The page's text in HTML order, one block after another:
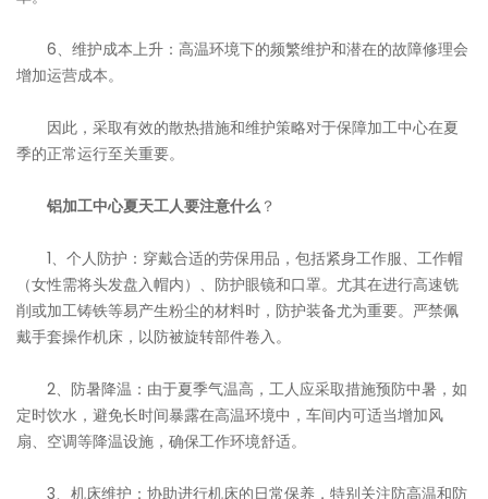
6、维护成本上升：高温环境下的频繁维护和潜在的故障修理会
增加运营成本。
因此，采取有效的散热措施和维护策略对于保障加工中心在夏
季的正常运行至关重要。
铝加工中心夏天工人要注意什么？
1、个人防护：穿戴合适的劳保用品，包括紧身工作服、工作帽
（女性需将头发盘入帽内）、防护眼镜和口罩。尤其在进行高速铣
削或加工铸铁等易产生粉尘的材料时，防护装备尤为重要。严禁佩
戴手套操作机床，以防被旋转部件卷入。
2、防暑降温：由于夏季气温高，工人应采取措施预防中暑，如
定时饮水，避免长时间暴露在高温环境中，车间内可适当增加风
扇、空调等降温设施，确保工作环境舒适。
3、机床维护：协助进行机床的日常保养，特别关注防高温和防